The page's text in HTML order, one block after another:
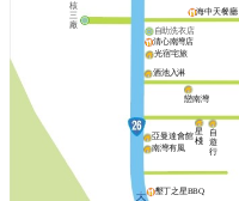
清心南灣店
戀南灣
亞曼達會館
墾丁之星BBQ
核
三
廠
星
棧
自
遊
行
海中天餐廳
酒池入淋
光宿宅旅
南灣有風
自助洗衣店